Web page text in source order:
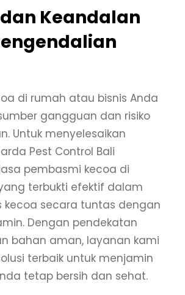
Keandalan
di rumah atau bisnis Anda
gangguan dan risiko
Untuk menyelesaikan
Pest Control Bali
pembasmi kecoa di
terbukti efektif dalam
kecoa secara tuntas dengan
Dengan pendekatan
bahan aman, layanan kami
terbaik untuk menjamin
tetap bersih dan sehat.